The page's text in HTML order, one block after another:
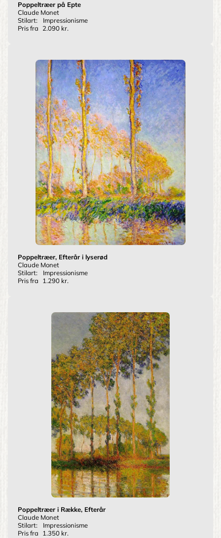
Poppeltræer på Epte
Claude Monet
Stilart:
Impressionisme
Pris fra
2.090 kr.
Poppeltræer, Efterår i lyserød
Claude Monet
Stilart:
Impressionisme
Pris fra
1.290 kr.
Poppeltræer i Række, Efterår
Claude Monet
Stilart:
Impressionisme
Pris fra
1.350 kr.